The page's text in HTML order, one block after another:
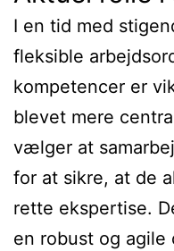
I en tid med
fleksible
kompetencer er
blevet mere
vælger at
for at sikre, at de
rette ekspertise.
en robust og agile